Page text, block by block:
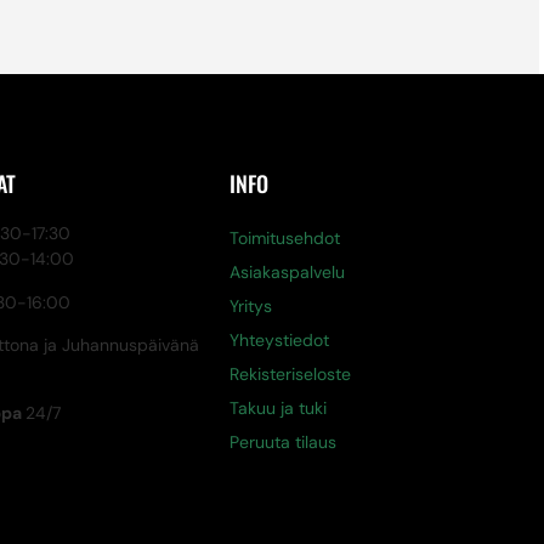
17:30
14:00
16:00
ja Juhannuspäivänä
24/7
INFO
Toimitusehdot
Asiakaspalvelu
Yritys
Yhteystiedot
Rekisteriseloste
Takuu ja tuki
Peruuta tilaus